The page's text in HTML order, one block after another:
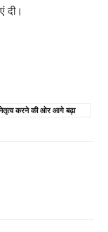
दी।
नेतृत्व करने की ओर आगे बढ़ा